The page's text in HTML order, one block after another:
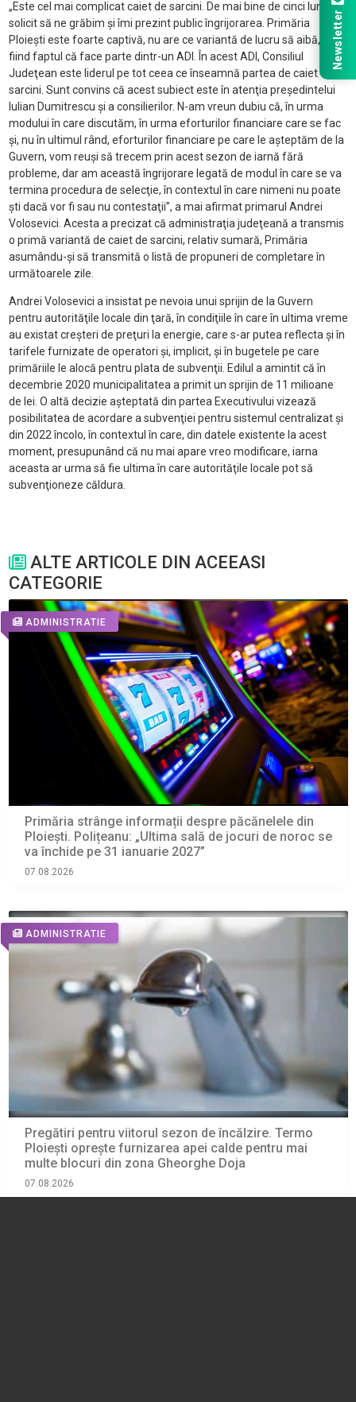
„Este cel mai complicat caiet de sarcini. De mai bine de cinci luni tot
solicit să ne grăbim şi îmi prezint public îngrijorarea. Primăria
Ploieşti este foarte captivă, nu are ce variantă de lucru să aibă, dat
fiind faptul că face parte dintr-un ADI. În acest ADI, Consiliul
Judeţean este liderul pe tot ceea ce înseamnă partea de caiet de
sarcini. Sunt convins că acest subiect este în atenţia preşedintelui
Iulian Dumitrescu şi a consilierilor. N-am vreun dubiu că, în urma
modului în care discutăm, în urma eforturilor financiare care se fac
şi, nu în ultimul rând, eforturilor financiare pe care le aşteptăm de la
Guvern, vom reuşi să trecem prin acest sezon de iarnă fără
probleme, dar am această îngrijorare legată de modul în care se va
termina procedura de selecţie, în contextul în care nimeni nu poate
şti dacă vor fi sau nu contestaţii”, a mai afirmat primarul Andrei
Volosevici. Acesta a precizat că administraţia judeţeană a transmis
o primă variantă de caiet de sarcini, relativ sumară, Primăria
asumându-şi să transmită o listă de propuneri de completare în
următoarele zile.
Andrei Volosevici a insistat pe nevoia unui sprijin de la Guvern
pentru autorităţile locale din ţară, în condiţiile în care în ultima vreme
au existat creşteri de preţuri la energie, care s-ar putea reflecta şi în
tarifele furnizate de operatori şi, implicit, şi în bugetele pe care
primăriile le alocă pentru plata de subvenţii. Edilul a amintit că în
decembrie 2020 municipalitatea a primit un sprijin de 11 milioane
de lei. O altă decizie aşteptată din partea Executivului vizează
posibilitatea de acordare a subvenţiei pentru sistemul centralizat şi
din 2022 încolo, în contextul în care, din datele existente la acest
moment, presupunând că nu mai apare vreo modificare, iarna
aceasta ar urma să fie ultima în care autorităţile locale pot să
subvenţioneze căldura.
ALTE ARTICOLE DIN ACEEASI
CATEGORIE
ADMINISTRATIE
Primăria strânge informații despre păcănelele din
Ploiești. Polițeanu: „Ultima sală de jocuri de noroc se
va închide pe 31 ianuarie 2027”
07.08.2026
ADMINISTRATIE
Pregătiri pentru viitorul sezon de încălzire. Termo
Ploiești oprește furnizarea apei calde pentru mai
multe blocuri din zona Gheorghe Doja
07.08.2026
Newsletter